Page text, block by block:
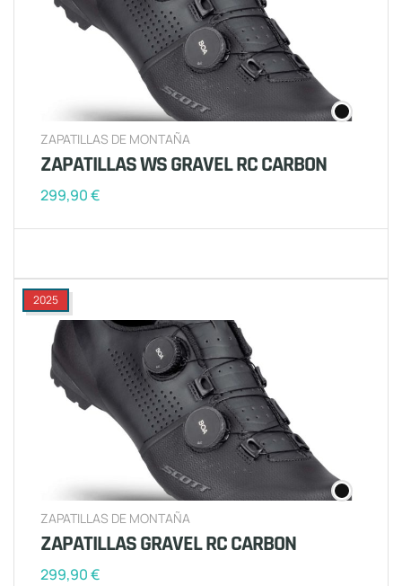
ZAPATILLAS DE MONTAÑA
ZAPATILLAS WS GRAVEL RC CARBON
299,90€
2025
ZAPATILLAS DE MONTAÑA
ZAPATILLAS GRAVEL RC CARBON
299,90€